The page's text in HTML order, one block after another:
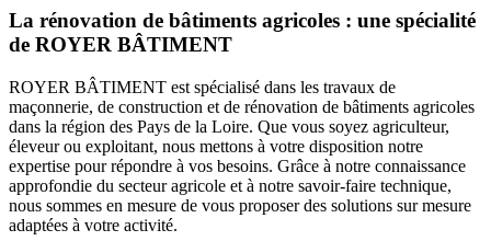
La rénovation de bâtiments agricoles : une spécialité
de ROYER BÂTIMENT
ROYER BÂTIMENT est spécialisé dans les travaux de
maçonnerie, de construction et de rénovation de bâtiments agricoles
dans la région des Pays de la Loire. Que vous soyez agriculteur,
éleveur ou exploitant, nous mettons à votre disposition notre
expertise pour répondre à vos besoins. Grâce à notre connaissance
approfondie du secteur agricole et à notre savoir-faire technique,
nous sommes en mesure de vous proposer des solutions sur mesure
adaptées à votre activité.